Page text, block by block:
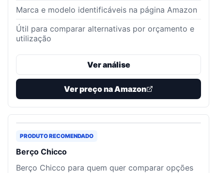
Marca e modelo identificáveis na página Amazon
Útil para comparar alternativas por orçamento e
utilização
Ver análise
Ver preço na Amazon
PRODUTO RECOMENDADO
Berço Chicco
Berço Chicco para quem quer comparar opções